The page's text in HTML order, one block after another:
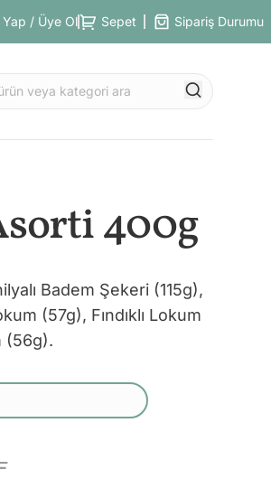
Yap / Üye Ol Sepet Sipariş Durumu
400g
Badem Şekeri (115g),
(57g), Fındıklı Lokum
(56g).